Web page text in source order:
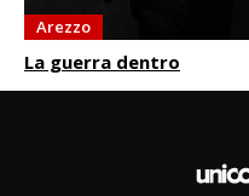
Arezzo
La guerra dentro